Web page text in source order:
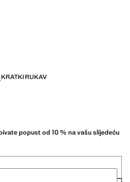
KRATKI RUKAV
popust od 10 % na vašu slijedeću